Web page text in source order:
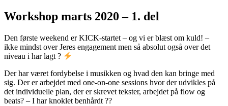
Workshop marts 2020 – 1. del
Den første weekend er KICK-startet – og vi er blæst om kuld! –
ikke mindst over Jeres engagement men så absolut også over det
niveau i har lagt ?
Der har været fordybelse i musikken og hvad den kan bringe med
sig. Der er arbejdet med one-on-one sessions hvor der udvikles på
det individuelle plan, der er skrevet tekster, arbejdet på flow og
beats? – I har knoklet benhårdt ??️